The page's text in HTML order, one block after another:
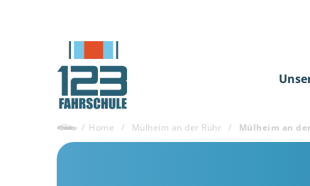
/ Home / Mülheim an der Ruhr / Mülheim an